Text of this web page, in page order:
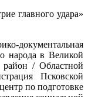
главного удара»
документальная
народа в Великой
/ Областной
Псковской
по подготовке